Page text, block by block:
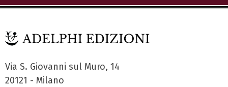
Via S. Giovanni sul Muro, 14
20121 - Milano